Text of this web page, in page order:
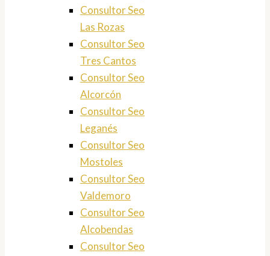
Consultor Seo
Las Rozas
Consultor Seo
Tres Cantos
Consultor Seo
Alcorcón
Consultor Seo
Leganés
Consultor Seo
Mostoles
Consultor Seo
Valdemoro
Consultor Seo
Alcobendas
Consultor Seo